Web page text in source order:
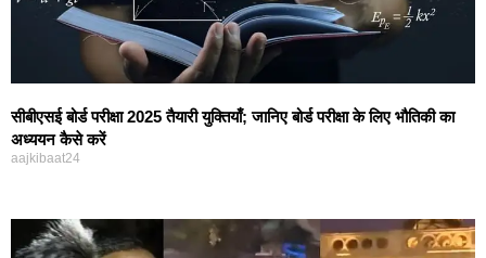
सीबीएसई बोर्ड परीक्षा 2025 तैयारी युक्तियाँ; जानिए बोर्ड परीक्षा के लिए भौतिकी का
अध्ययन कैसे करें
aajkibaat24